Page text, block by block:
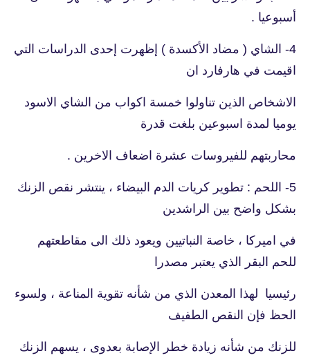
أسبوعيا .
4- الشاي ( مضاد الأكسدة ) إظهرت إحدى الدراسات التي
اقيمت في هارفارد ان
الاشخاص الذين تناولوا خمسة اكواب من الشاي الاسود
يوميا لمدة اسبوعين بلغت قدرة
محاربتهم للفيروسات عشرة اضعاف الاخرين .
5- اللحم : تطوير كريات الدم البيضاء ، ينتشر نقص الزنك
بشكل واضح بين الراشدين
في اميركا ، خاصة النباتيين ويعود ذلك الى مقاطعتهم
للحم البقر الذي يعتبر مصدرا
رئيسيا لهذا المعدن الذي من شأنه تقوية المناعة ، ولسوء
الحظ فإن النقص الطفيف
للزنك من شأنه زيادة خطر الإصابة بعدوى ، يسهم الزنك